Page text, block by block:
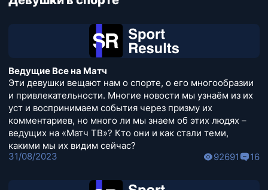
Ведущие Все на Матч
Эти девушки вещают нам о спорте, о его многообразии
и привлекательности. Многие новости мы узнаём из их
уст и воспринимаем события через призму их
комментариев, но много ли мы знаем об этих людях –
ведущих на «Матч ТВ»? Кто они и как стали теми,
какими мы их видим сейчас?
31/08/2023
92691 16